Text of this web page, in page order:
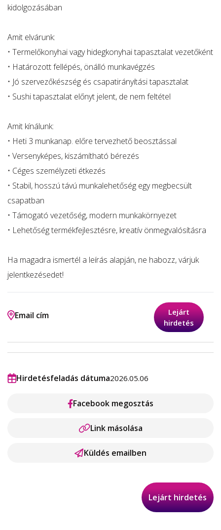
kidolgozásában
Amit elvárunk:
• Termelőkonyhai vagy hidegkonyhai tapasztalat vezetőként
• Határozott fellépés, önálló munkavégzés
• Jó szervezőkészség és csapatirányítási tapasztalat
• Sushi tapasztalat előnyt jelent, de nem feltétel
Amit kínálunk:
• Heti 3 munkanap. előre tervezhető beosztással
• Versenyképes, kiszámítható bérezés
• Céges személyzeti étkezés
• Stabil, hosszú távú munkalehetőség egy megbecsült
csapatban
• Támogató vezetőség, modern munkakörnyezet
• Lehetőség termékfejlesztésre, kreatív önmegvalósításra
Ha magadra ismertél a leírás alapján, ne habozz, várjuk
jelentkezésedet!
Email cím
Lejárt
hirdetés
Hirdetésfeladás dátuma2026.05.06
Facebook megosztás
Link másolása
Küldés emailben
Lejárt hirdetés